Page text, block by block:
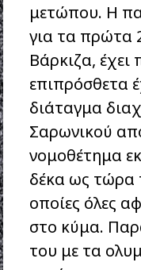
μετώπου. Η
για τα πρώτα
Βάρκιζα, έχει
επιπρόσθετα
διάταγμα
Σαρωνικού
νομοθέτημα
δέκα ως τώρα
οποίες όλες
στο κύμα.
του με τα